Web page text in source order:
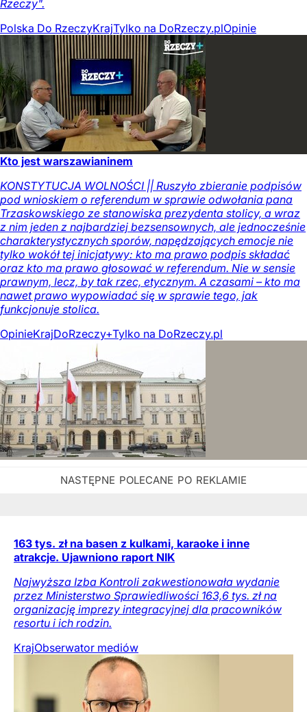
Rzeczy".
Polska Do RzeczyKrajTylko na DoRzeczy.plOpinie
Kto jest warszawianinem
KONSTYTUCJA WOLNOŚCI || Ruszyło zbieranie podpisów
pod wnioskiem o referendum w sprawie odwołania pana
Trzaskowskiego ze stanowiska prezydenta stolicy, a wraz
z nim jeden z najbardziej bezsensownych, ale jednocześnie
charakterystycznych sporów, napędzających emocje nie
tylko wokół tej inicjatywy: kto ma prawo podpis składać
oraz kto ma prawo głosować w referendum. Nie w sensie
prawnym, lecz, by tak rzec, etycznym. A czasami – kto ma
nawet prawo wypowiadać się w sprawie tego, jak
funkcjonuje stolica.
OpinieKrajDoRzeczy+Tylko na DoRzeczy.pl
163 tys. zł na basen z kulkami, karaoke i inne
atrakcje. Ujawniono raport NIK
Najwyższa Izba Kontroli zakwestionowała wydanie
przez Ministerstwo Sprawiedliwości 163,6 tys. zł na
organizację imprezy integracyjnej dla pracowników
resortu i ich rodzin.
KrajObserwator mediów